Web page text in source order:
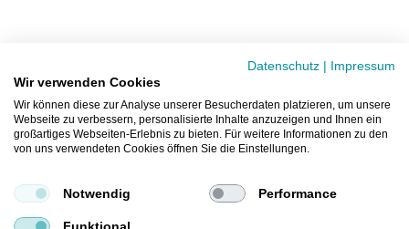
Datenschutz
Impressum
Wir verwenden Cookies
Wir können diese zur Analyse unserer Besucherdaten platzieren, um unsere
Webseite zu verbessern, personalisierte Inhalte anzuzeigen und Ihnen ein
großartiges Webseiten-Erlebnis zu bieten. Für weitere Informationen zu den
von uns verwendeten Cookies öffnen Sie die Einstellungen.
Notwendig Performance
Funktional